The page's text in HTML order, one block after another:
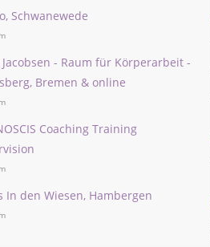
Schwanewede
Jacobsen - Raum für Körperarbeit -
Bremen & online
Coaching Training
In den Wiesen, Hambergen